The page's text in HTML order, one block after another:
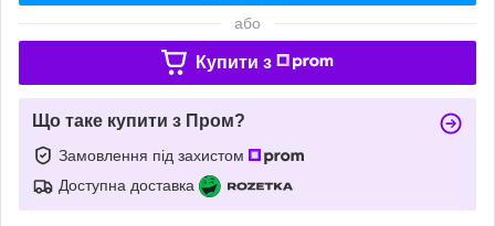
або
Купити з
Що таке купити з Пром?
Замовлення під захистом
Доступна доставка